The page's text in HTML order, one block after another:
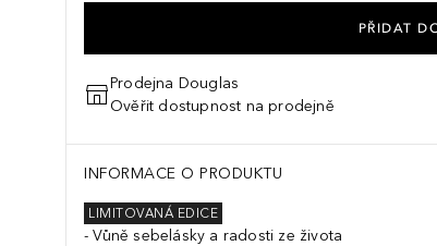
PŘIDAT
Prodejna Douglas
Ověřit dostupnost na prodejně
INFORMACE O PRODUKTU
LIMITOVANÁ EDICE
Vůně sebelásky a radosti ze života